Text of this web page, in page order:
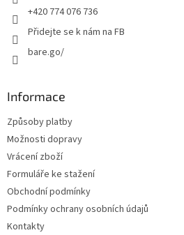
+420 774 076 736
Přidejte se k nám na FB
bare.go/
Informace
Způsoby platby
Možnosti dopravy
Vrácení zboží
Formuláře ke stažení
Obchodní podmínky
Podmínky ochrany osobních údajů
Kontakty